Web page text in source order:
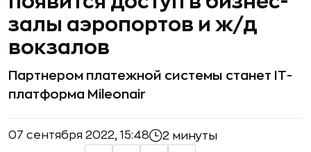
залы аэропортов и ж/д
вокзалов
Партнером платежной системы станет IT-
платформа Mileonair
07 сентября 2022, 15:48 2 минуты